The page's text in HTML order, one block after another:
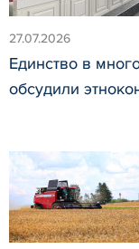
27.07.2026
Единство в
обсудили